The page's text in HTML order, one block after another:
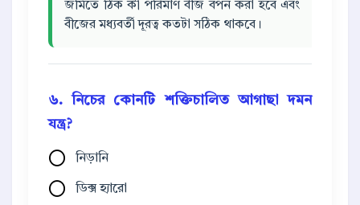
জমিতে ঠিক কী পরিমাণ বীজ বপন করা হবে এবং
বীজের মধ্যবর্তী দূরত্ব কতটা সঠিক থাকবে।
৬. নিচের কোনটি শক্তিচালিত আগাছা দমন
যন্ত্র?
নিড়ানি
ডিক্স হ্যারো